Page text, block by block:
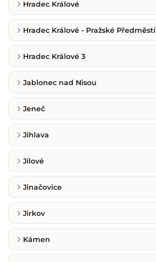
Hradec Králové
Hradec Králové - Pražské Předměstí
Hradec Králové 3
Jablonec nad Nisou
Jeneč
Jihlava
Jílové
Jinačovice
Jirkov
Kámen